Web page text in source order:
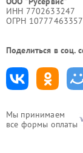
Мы принимаем
все формы оплаты
ИНН 7702633247
ОГРН
Поделиться в соц.